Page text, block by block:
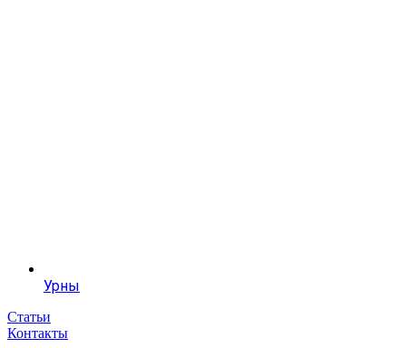
Урны
Статьи
Контакты